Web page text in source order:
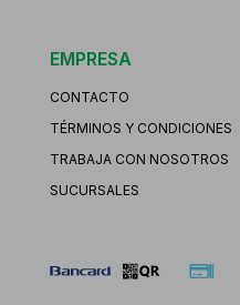
EMPRESA
CONTACTO
TÉRMINOS Y CONDICIONES
TRABAJA CON NOSOTROS
SUCURSALES